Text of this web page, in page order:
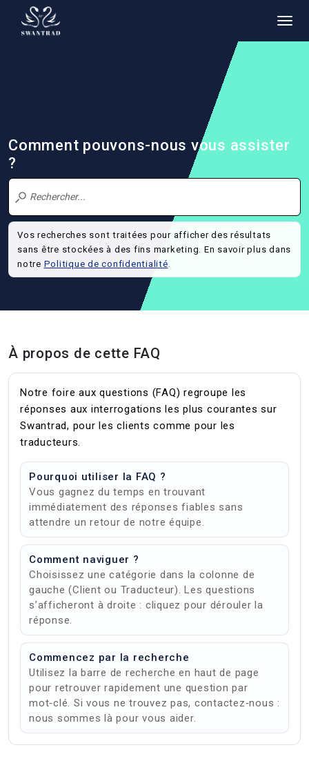
Comment pouvons-nous vous assister
?
Vos recherches sont traitées pour afficher des résultats
sans être stockées à des fins marketing. En savoir plus dans
notre Politique de confidentialité.
À propos de cette FAQ
Notre foire aux questions (FAQ) regroupe les
réponses aux interrogations les plus courantes sur
Swantrad, pour les clients comme pour les
traducteurs.
Pourquoi utiliser la FAQ ?
Vous gagnez du temps en trouvant
immédiatement des réponses fiables sans
attendre un retour de notre équipe.
Comment naviguer ?
Choisissez une catégorie dans la colonne de
gauche (Client ou Traducteur). Les questions
s’afficheront à droite : cliquez pour dérouler la
réponse.
Commencez par la recherche
Utilisez la barre de recherche en haut de page
pour retrouver rapidement une question par
mot‑clé. Si vous ne trouvez pas, contactez‑nous :
nous sommes là pour vous aider.